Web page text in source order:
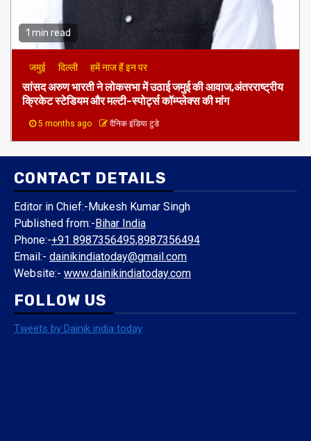
1 min read
जमुई दिल्ली हमें नाज हैं इन पर
​सांसद अरुण भारती ने लोकसभा में उठाई जमुई की आवाज,अंतरराष्ट्रीय
क्रिकेट स्टेडियम और मल्टी-स्पोर्ट्स कॉम्प्लेक्स की मांग
5 months ago दैनिक इंडिया टुडे
CONTACT DETAILS
Editor in Chief:-Mukesh Kumar Singh
Published from:- Bihar India
Phone:-+91 8987356495,8987356494
Email:- dainikindiatoday@gmail.com
Website:- www.dainikindiatoday.com
FOLLOW US
Tweets by Dainik india today